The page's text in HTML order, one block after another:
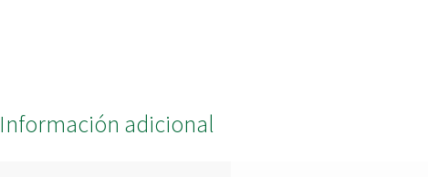
Información adicional